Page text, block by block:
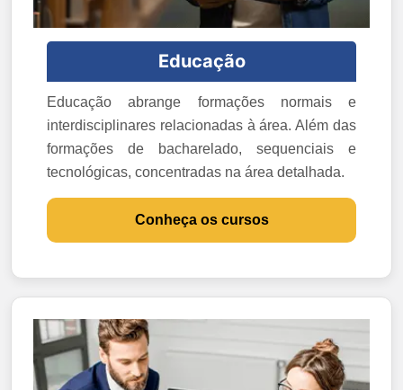
Educação
Educação abrange formações normais e
interdisciplinares relacionadas à área. Além das
formações de bacharelado, sequenciais e
tecnológicas, concentradas na área detalhada.
Conheça os cursos